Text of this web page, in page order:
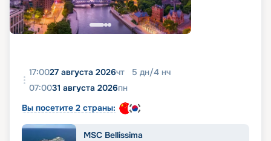
17:0027 августа 2026чт 5 дн/4 нч
07:0031 августа 2026пн
Вы посетите 2 страны:
MSC Bellissima